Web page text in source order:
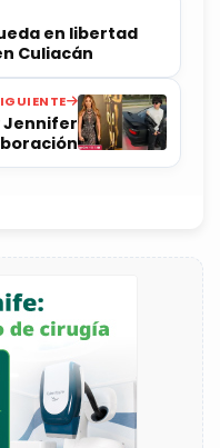
en libertad
Culiacán
Jennifer